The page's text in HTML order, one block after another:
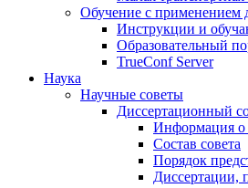
Обучение с применением
Инструкции и
Образовательный
TrueConf Server
Наука
Научные советы
Диссертационный
Информация о
Состав совета
Порядок
Диссертации,